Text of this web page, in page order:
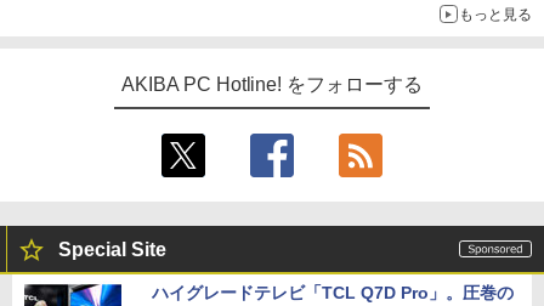
もっと見る
AKIBA PC Hotline! をフォローする
Special Site
ハイグレードテレビ「TCL Q7D Pro」。圧巻の